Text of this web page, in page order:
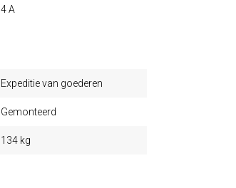
4 A
Expeditie van goederen
Gemonteerd
134 kg